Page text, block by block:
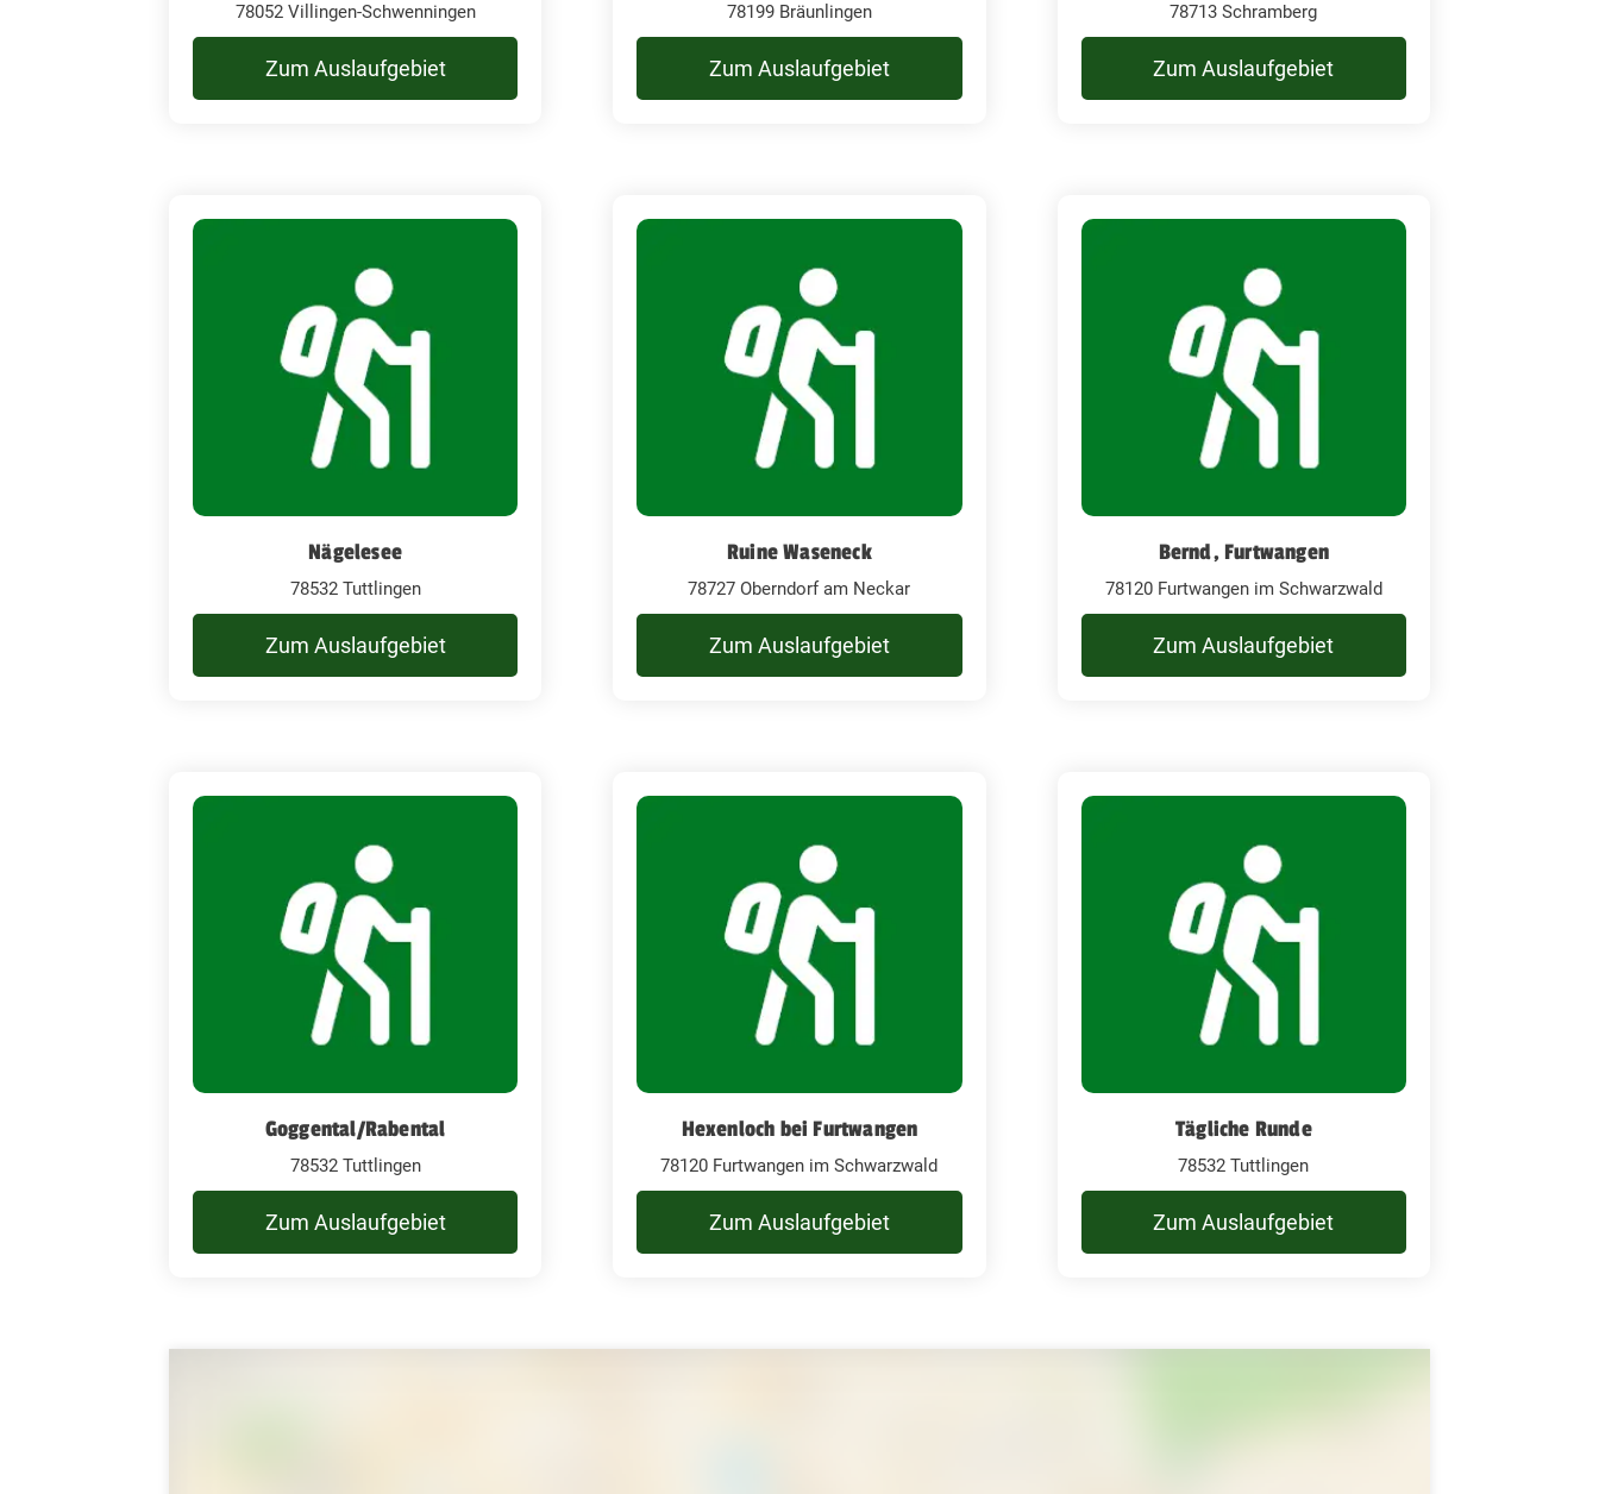
78052 Villingen-Schwenningen
Zum Auslaufgebiet
78199 Bräunlingen
Zum Auslaufgebiet
78713 Schramberg
Zum Auslaufgebiet
Nägelesee
78532 Tuttlingen
Zum Auslaufgebiet
Ruine Waseneck
78727 Oberndorf am Neckar
Zum Auslaufgebiet
Bernd, Furtwangen
78120 Furtwangen im Schwarzwald
Zum Auslaufgebiet
Goggental/Rabental
78532 Tuttlingen
Zum Auslaufgebiet
Hexenloch bei Furtwangen
78120 Furtwangen im Schwarzwald
Zum Auslaufgebiet
Tägliche Runde
78532 Tuttlingen
Zum Auslaufgebiet